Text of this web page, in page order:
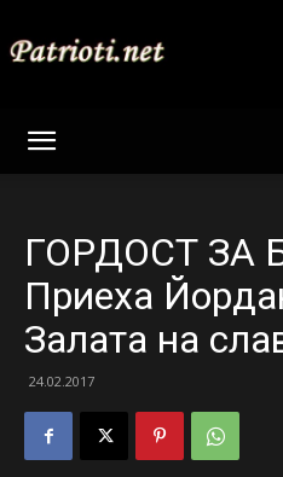
ГОРДОСТ ЗА
Приеха
Залата на
24.02.2017